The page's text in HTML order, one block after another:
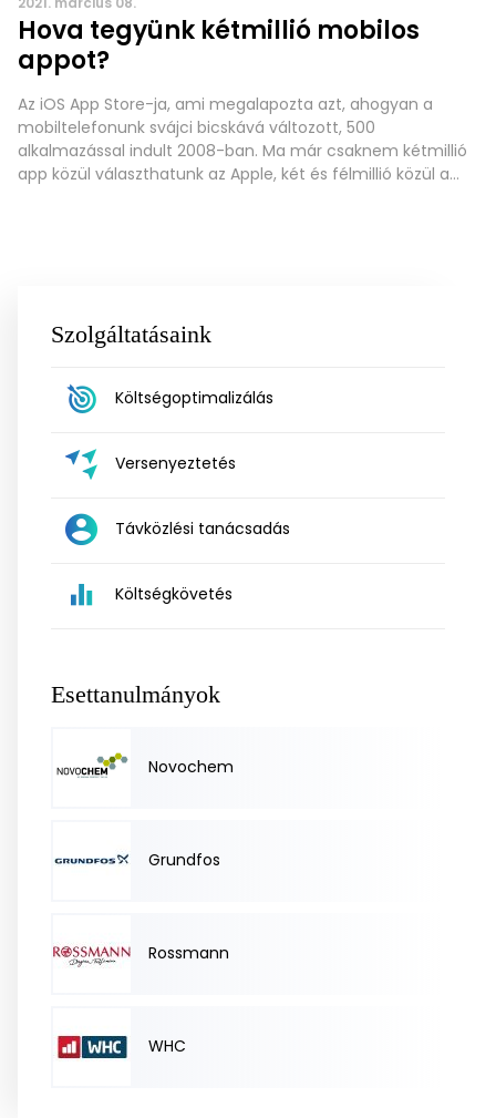
Hova tegyünk kétmillió mobilos
appot?
Az iOS App Store-ja, ami megalapozta azt, ahogyan a
mobiltelefonunk svájci bicskává változott, 500
alkalmazással indult 2008-ban. Ma már csaknem kétmillió
app közül választhatunk az Apple, két és félmillió közül a
Szolgáltatásaink
Költségoptimalizálás
Versenyeztetés
Távközlési tanácsadás
Költségkövetés
Esettanulmányok
Novochem
Grundfos
Rossmann
WHC